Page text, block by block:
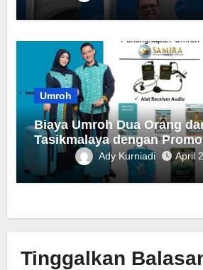
Umroh
Biaya Umroh Dua Orang
Tasikmalaya dengan
Ady Kurniadi April
Tinggalkan